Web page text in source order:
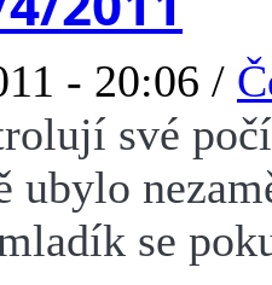
- 20:06 /
své
ubylo
se